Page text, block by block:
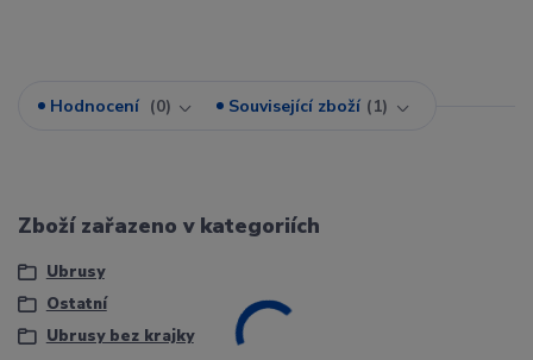
Hodnocení 0 Související zboží 1
Zboží zařazeno v kategoriích
Ubrusy
Ostatní
Ubrusy bez krajky